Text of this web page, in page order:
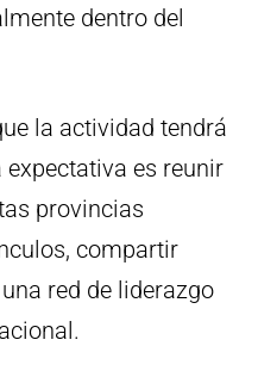
dentro del
la actividad tendrá
es reunir
provincias
compartir
red de liderazgo